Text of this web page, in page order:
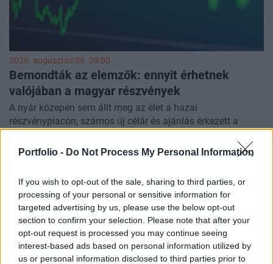
Portfolio - Do Not Process My Personal Information
If you wish to opt-out of the sale, sharing to third parties, or
processing of your personal or sensitive information for
targeted advertising by us, please use the below opt-out
section to confirm your selection. Please note that after your
opt-out request is processed you may continue seeing
interest-based ads based on personal information utilized by
us or personal information disclosed to third parties prior to
2026. augusztus 06. 09:00
Bemondták az elemzők: ennyit érhetnek
valójában a magyar részvények
A nyár közepén sem állt meg az élet a hazai
részvénypiacon, számos új célár és ajánlás érkezett a
szokás szerint az OTP-re született a Luminor
hónapja ebből a szempontból csendesen telt, a
gyógyszergyártó részvénye inkább a konszenzus által várt
felértékelődési potenciál miatt emelhető ki a blue chipek
közül. A kisebb papírok közül a Waberer'sre két elemzés is
jött múlt hónapban, de a PannErgy és a Masterplast is
kapott új frissítést.